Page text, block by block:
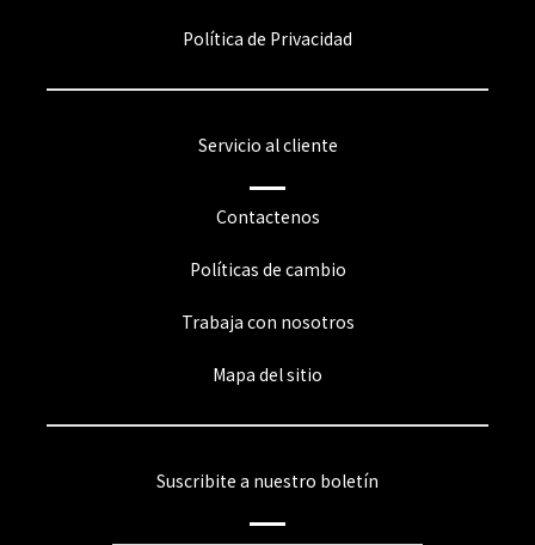
Política de Privacidad
Servicio al cliente
Contactenos
Políticas de cambio
Trabaja con nosotros
Mapa del sitio
Suscribite a nuestro boletín